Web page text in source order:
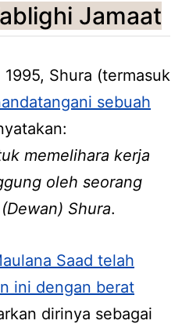
Jamaat
Shura (termasuk
sebuah
memelihara kerja
oleh seorang
Shura.
Saad telah
ini dengan berat
dirinya sebagai